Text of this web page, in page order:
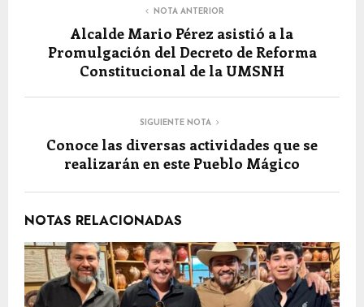
NOTA ANTERIOR
Alcalde Mario Pérez asistió a la
Promulgación del Decreto de Reforma
Constitucional de la UMSNH
SIGUIENTE NOTA
Conoce las diversas actividades que se
realizarán en este Pueblo Mágico
NOTAS RELACIONADAS